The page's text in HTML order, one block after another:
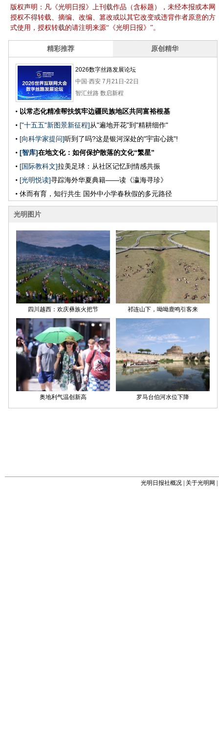
版权声明：凡《光明日报》上刊载作品（含标题），未经本报或本网
授权不得转载、摘编、改编、篡改或以其它改变或违背作者原意的方
式使用，授权转载的请注明来源“《光明日报》”。
光明日报社概况 关于光明网